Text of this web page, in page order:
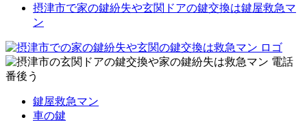
摂津市で家の鍵紛失や玄関ドアの鍵交換は鍵屋救急マ
ン
鍵屋救急マン
車の鍵